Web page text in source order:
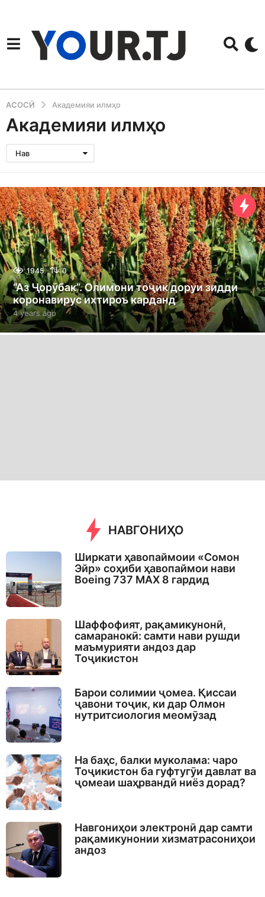
АСОСӢ Академияи илмҳо
Академияи илмҳо
Нав
1945 0
“Аз Ҷорӯбак”. Олимони тоҷик доруи зидди
коронавирус ихтироъ карданд
4 years ago4
y
e
НАВГОНИҲО
Ширкати ҳавопаймоии «Сомон
Эйр» соҳиби ҳавопаймои нави
Boeing 737 MAX 8 гардид
Шаффофият, рақамикунонӣ,
самаранокӣ: самти нави рушди
маъмурияти андоз дар
Тоҷикистон
Барои солимии ҷомеа. Қиссаи
ҷавони тоҷик, ки дар Олмон
нутритсиология меомӯзад
На баҳс, балки муколама: чаро
Тоҷикистон ба гуфтугӯи давлат ва
ҷомеаи шаҳрвандӣ ниёз дорад?
Навгониҳои электронӣ дар самти
рақамикунонии хизматрасониҳои
андоз